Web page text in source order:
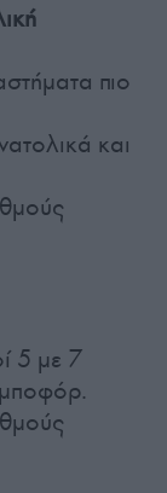
πιο
και
5 με 7